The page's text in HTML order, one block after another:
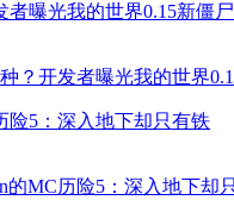
者曝光我的世界0.15新僵尸
险5：深入地下却只有铁